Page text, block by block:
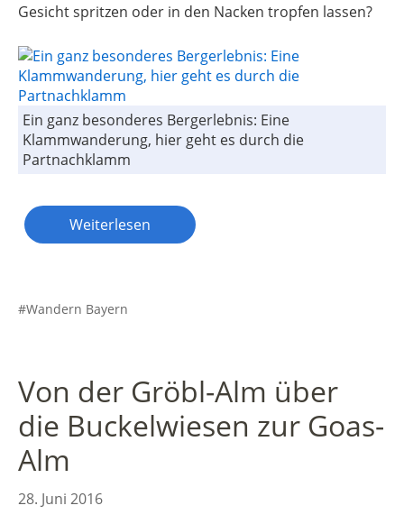
Gesicht spritzen oder in den Nacken tropfen lassen?
Ein ganz besonderes Bergerlebnis: Eine
Klammwanderung, hier geht es durch die
Partnachklamm
Weiterlesen
Wandern Bayern
Von der Gröbl-Alm über
die Buckelwiesen zur Goas-
Alm
28. Juni 2016